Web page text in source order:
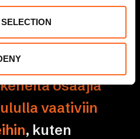
osaajia
vaativiin
, kuten